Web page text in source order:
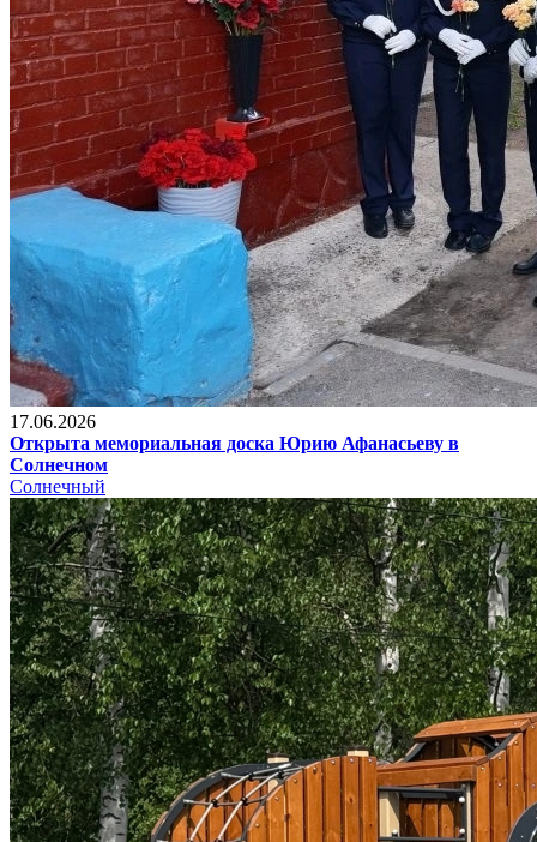
17.06.2026
Открыта мемориальная доска Юрию Афанасьеву в
Солнечном
Солнечный